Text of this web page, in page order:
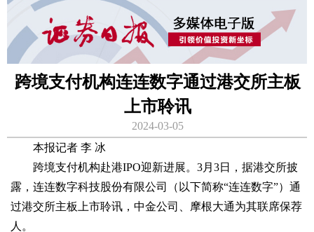
跨境支付机构连连数字通过港交所主板
上市聆讯
2024-03-05
本报记者 李 冰
跨境支付机构赴港IPO迎新进展。3月3日，据港交所披
露，连连数字科技股份有限公司（以下简称“连连数字”）通
过港交所主板上市聆讯，中金公司、摩根大通为其联席保荐
人。